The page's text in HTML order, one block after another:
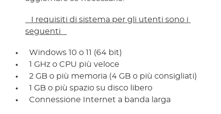
I requisiti di sistema per gli utenti sono i
seguenti
Windows 10 o 11 (64 bit)
1 GHz o CPU più veloce
2 GB o più memoria (4 GB o più consigliati)
1 GB o più spazio su disco libero
Connessione Internet a banda larga